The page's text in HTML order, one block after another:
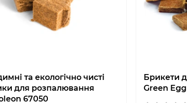
та екологічно чисті
для розпалювання
67050
Брикети
Green Egg